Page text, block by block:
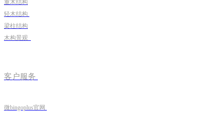
重木结构
轻木结构
梁柱结构
木构景观
客户服务
微bingoplus官网